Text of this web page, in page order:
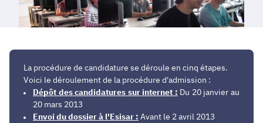
La procédure de candidature se déroule en cinq étapes.
Voici le déroulement de la procédure d'admission :
Dépôt des candidatures sur internet : Du 20 janvier au
20 mars 2013
Envoi du dossier à l'Esisar : Avant le 2 avril 2013